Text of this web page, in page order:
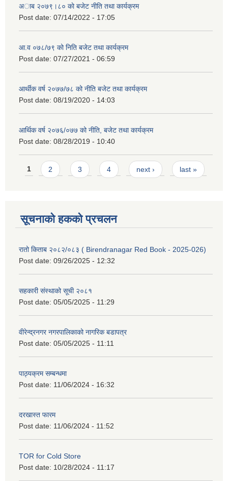
अाब २०७९।८० काे बजेट नीति तथा कार्यक्रम
Post date: 07/14/2022 - 17:05
आ.व ०७८/७९ को निति बजेट तथा कार्यक्रम
Post date: 07/27/2021 - 06:59
आर्थीक वर्ष २०७७/७८ को नीति बजेट तथा कार्यक्रम
Post date: 08/19/2020 - 14:03
आर्थिक वर्ष २०७६/०७७ को नीति, बजेट तथा कार्यक्रम
Post date: 08/28/2019 - 10:40
Pages
1 2 3 4 next › last »
सूचनाको हकको प्रचलन
रातो किताब २०८२/०८३ ( Birendranagar Red Book - 2025-026)
Post date: 09/26/2025 - 12:32
सहकारी संस्थाको सूची २०८१
Post date: 05/05/2025 - 11:29
वीरेन्द्रनगर नगरपालिकाको नागरिक बडापत्र
Post date: 05/05/2025 - 11:11
पाठ्यक्रम सम्बन्धमा
Post date: 11/06/2024 - 16:32
दरखास्त फारम
Post date: 11/06/2024 - 11:52
TOR for Cold Store
Post date: 10/28/2024 - 11:17